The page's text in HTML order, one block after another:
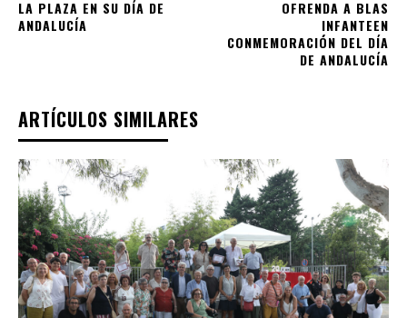
LA PLAZA EN SU DÍA DE
ANDALUCÍA
OFRENDA A BLAS
INFANTEEN
CONMEMORACIÓN DEL DÍA
DE ANDALUCÍA
ARTÍCULOS SIMILARES